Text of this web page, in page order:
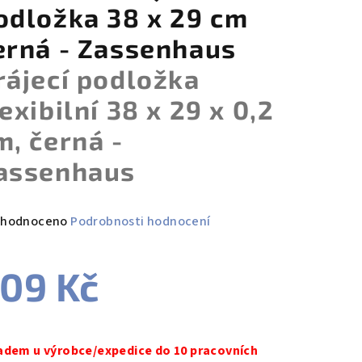
38 x 29 cm
- Zassenhaus
podložka
38 x 29 x 0,2
černá -
Podrobnosti hodnocení
Kč
u výrobce/expedice do 10 pracovních